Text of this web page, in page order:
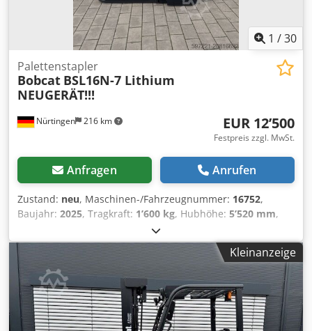
1 /30
Nürtingen 216 km
Palettenstapler
Bobcat BSL16N-7 Lithium
NEUGERÄT!!!
EUR 12’500
Festpreis zzgl. MwSt.
Anfragen Anrufen
Zustand: neu, Maschinen-/Fahrzeugnummer: 16752,
Baujahr: 2025, Tragkraft: 1’600 kg, Hubhöhe: 5’520 mm,
, Lastschwerpunkt:
Kraftstofftyp:elektrisch, Masttyp:Triplex, Bauhöhe:2’408
mm
1’150 mm,
Vorderreifengröße:
Gesamtgewicht:1’222 kg, 5041176 Seriennummer:
OBWNE-000719 Batterie-Details: 24 Volt, 150 Ah Chodpfxex
Nk Hyj Ahzja
Kleinanzeige